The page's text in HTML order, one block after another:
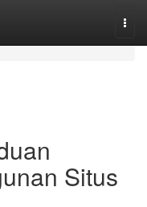
Situs